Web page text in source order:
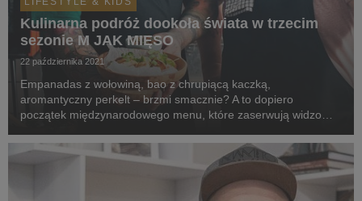
Kulinarna podróż dookoła świata w trzecim
sezonie M JAK MIĘSO
22 października 2021
Empanadas z wołowiną, bao z chrupiącą kaczką,
aromantyczny perkelt – brzmi smacznie? A to dopiero
początek międzynarodowego menu, które zaserwują widzom
Andrzej Andrzejczak przygotują specjały z różnych zakątków